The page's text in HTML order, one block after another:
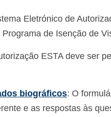
Eletrónico de
de Isenção de
ESTA deve ser
biográficos: O
e as respostas às